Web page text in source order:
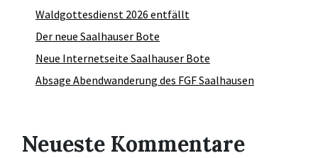
Waldgottesdienst 2026 entfällt
Der neue Saalhauser Bote
Neue Internetseite Saalhauser Bote
Absage Abendwanderung des FGF Saalhausen
Neueste Kommentare